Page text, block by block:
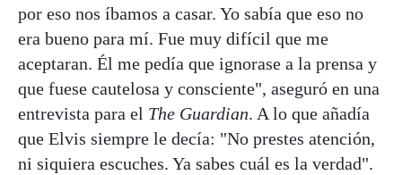
por eso nos íbamos a casar. Yo sabía que eso no
era bueno para mí. Fue muy difícil que me
aceptaran. Él me pedía que ignorase a la prensa y
que fuese cautelosa y consciente", aseguró en una
entrevista para el The Guardian. A lo que añadía
que Elvis siempre le decía: "No prestes atención,
ni siquiera escuches. Ya sabes cuál es la verdad".